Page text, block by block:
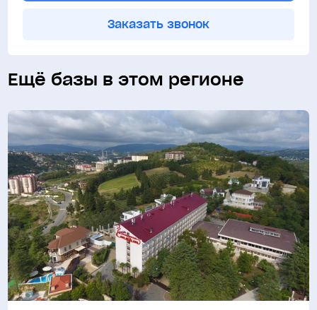
Заказать звонок
Ещё базы в этом регионе